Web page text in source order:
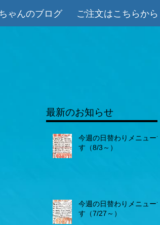
ゃんのブログ ご注文はこちらから
最新のお知らせ
今週の日替わりメニューで
す（8/3～）
今週の日替わりメニューで
す（7/27～）